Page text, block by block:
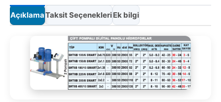
AçıklamaTaksit SeçenekleriEk bilgi